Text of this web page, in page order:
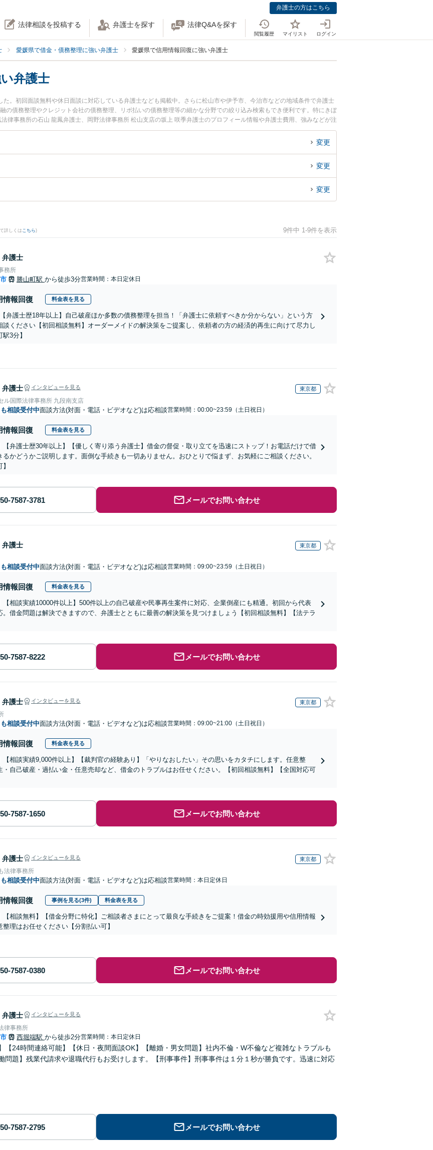
弁護士の方はこちら
法律相談を投稿する 弁護士を探す 法律Q&Aを探す
閲覧履歴 マイリスト ログイン
愛媛県で借金・債務整理に強い弁護士 愛媛県で信用情報回復に強い弁護士
弁護士
。初回面談無料や休日面談に対応している弁護士なども掲載中。さらに松山市や伊予市、今治市などの地域条件で弁護士
の債務整理やクレジット会社の債務整理、リボ払いの債務整理等の細かな分野での絞り込み検索もでき便利です。特にきぼ
律事務所の石山 龍鳳弁護士、岡野法律事務所 松山支店の坂上 咲季弁護士のプロフィール情報や弁護士費用、強みなどが注
情報回復のトラブルを今すぐに弁護士に相談したい』『信用情報回復のトラブル解決の実績豊富な近くの弁護士を検索した
媛県内の弁護士に相談予約したい』などでお困りの相談者さんにおすすめです。
変更
変更
変更
詳しくは こちら) 9件中 1-9件を表示
弁護士
務所
勝山町駅 から徒歩3分営業時間：本日定休日
情報回復 料金表を見る
弁護士歴18年以上】自己破産ほか多数の債務整理を担当！「弁護士に依頼すべきか分からない」という方
談ください【初回相談無料】オーダーメイドの解決策をご提案し、依頼者の方の経済的再生に向けて尽力し
3分】
弁護士 インタビューを見る 東京都
ル国際法律事務所 九段南支店
相談受付中面談方法(対面・電話・ビデオなど)は応相談営業時間：00:00~23:59（土日祝日）
情報回復 料金表を見る
【弁護士歴30年以上】【優しく寄り添う弁護士】借金の督促・取り立てを迅速にストップ！お電話だけで借
るかどうかご説明します。面倒な手続きも一切ありません。おひとりで悩まず、お気軽にご相談ください。
メールでお問い合わせ
弁護士 東京都
相談受付中面談方法(対面・電話・ビデオなど)は応相談営業時間：09:00~23:59（土日祝日）
情報回復 料金表を見る
【相談実績10000件以上】500件以上の自己破産や民事再生案件に対応、企業倒産にも精通。初回から代表
。借金問題は解決できますので、弁護士とともに最善の解決策を見つけましょう【初回相談無料】【法テラ
メールでお問い合わせ
弁護士 インタビューを見る 東京都
相談受付中面談方法(対面・電話・ビデオなど)は応相談営業時間：09:00~21:00（土日祝日）
情報回復 料金表を見る
【相談実績9,000件以上】【裁判官の経験あり】「やりなおしたい」その思いをカタチにします。任意整
・自己破産・過払い金・任意売却など、借金のトラブルはお任せください。【初回相談無料】【全国対応可
メールでお問い合わせ
弁護士 インタビューを見る 東京都
法律事務所
相談受付中面談方法(対面・電話・ビデオなど)は応相談営業時間：本日定休日
情報回復 事例を見る(3件) 料金表を見る
【相談無料】【借金分野に特化】ご相談者さまにとって最良な手続きをご提案！借金の時効援用や信用情報
整理はお任せください【分割払い可】
メールでお問い合わせ
弁護士 インタビューを見る
律事務所
西堀端駅 から徒歩2分営業時間：本日定休日
【24時間連絡可能】【休日・夜間面談OK】【離婚・男女問題】社内不倫・W不倫など複雑なトラブルも
問題】残業代請求や退職代行もお受けします。【刑事事件】刑事事件は１分１秒が勝負です。迅速に対応
メールでお問い合わせ